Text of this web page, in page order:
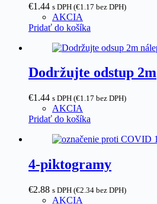
€1.44 s DPH (€1.17 bez DPH)
AKCIA
Pridať do košíka
Dodržujte odstup 2m
€1.44 s DPH (€1.17 bez DPH)
AKCIA
Pridať do košíka
4-piktogramy
€2.88 s DPH (€2.34 bez DPH)
AKCIA